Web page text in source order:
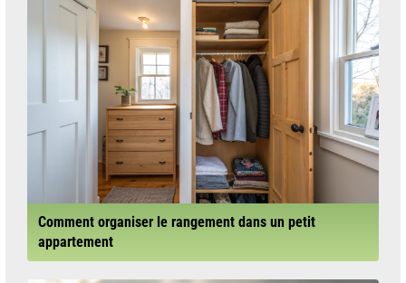
Comment organiser le rangement dans un petit
appartement